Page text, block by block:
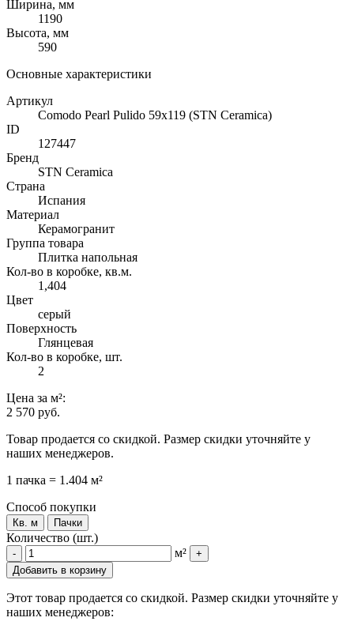
Ширина, мм
1190
Высота, мм
590
Основные характеристики
Артикул
Comodo Pearl Pulido 59x119 (STN Ceramica)
ID
127447
Бренд
STN Ceramica
Страна
Испания
Материал
Керамогранит
Группа товара
Плитка напольная
Кол-во в коробке, кв.м.
1,404
Цвет
серый
Поверхность
Глянцевая
Кол-во в коробке, шт.
2
Цена за м²:
2 570 руб.
Товар продается со скидкой. Размер скидки уточняйте у
наших менеджеров.
1 пачка = 1.404 м²
Способ покупки
Кв. м Пачки
Количество (шт.)
- м²
+
Добавить в корзину
Этот товар продается со скидкой. Размер скидки уточняйте у
наших менеджеров: